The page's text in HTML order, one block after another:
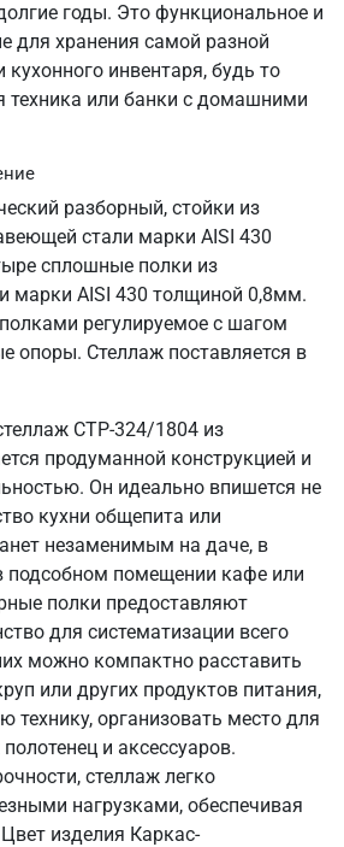
годы. Это функциональное и
для хранения самой разной
кухонного инвентаря, будь то
техника или банки с домашними
разборный, стойки из
стали марки AISI 430
сплошные полки из
марки AISI 430 толщиной 0,8мм.
регулируемое с шагом
опоры. Стеллаж поставляется в
СТР-324/1804 из
продуманной конструкцией и
Он идеально впишется не
кухни общепита или
незаменимым на даче, в
подсобном помещении кафе или
полки предоставляют
для систематизации всего
можно компактно расставить
или других продуктов питания,
организовать место для
и аксессуаров.
стеллаж легко
нагрузками, обеспечивая
изделия Каркас-